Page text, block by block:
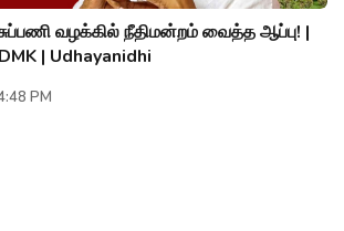
வழக்கில் நீதிமன்றம் வைத்த ஆப்பு! |
| Udhayanidhi
PM